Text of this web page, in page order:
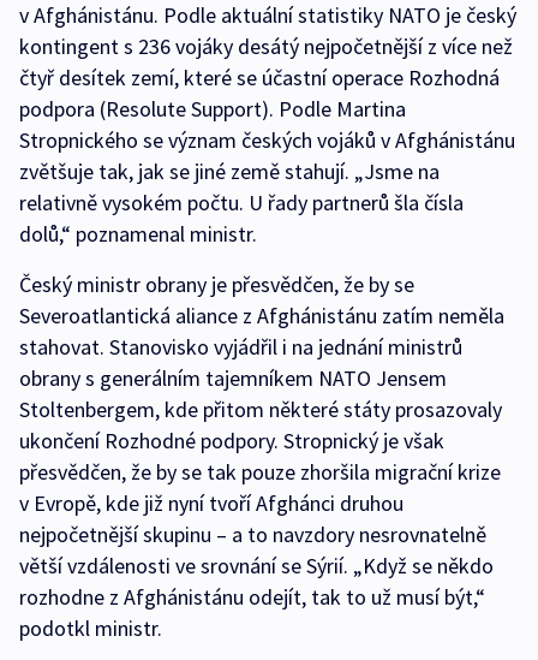
v Afghánistánu. Podle aktuální statistiky NATO je český
kontingent s 236 vojáky desátý nejpočetnější z více než
čtyř desítek zemí, které se účastní operace Rozhodná
podpora (Resolute Support). Podle Martina
Stropnického se význam českých vojáků v Afghánistánu
zvětšuje tak, jak se jiné země stahují. „Jsme na
relativně vysokém počtu. U řady partnerů šla čísla
dolů,“ poznamenal ministr.
Český ministr obrany je přesvědčen, že by se
Severoatlantická aliance z Afghánistánu zatím neměla
stahovat. Stanovisko vyjádřil i na jednání ministrů
obrany s generálním tajemníkem NATO Jensem
Stoltenbergem, kde přitom některé státy prosazovaly
ukončení Rozhodné podpory. Stropnický je však
přesvědčen, že by se tak pouze zhoršila migrační krize
v Evropě, kde již nyní tvoří Afghánci druhou
nejpočetnější skupinu – a to navzdory nesrovnatelně
větší vzdálenosti ve srovnání se Sýrií. „Když se někdo
rozhodne z Afghánistánu odejít, tak to už musí být,“
podotkl ministr.